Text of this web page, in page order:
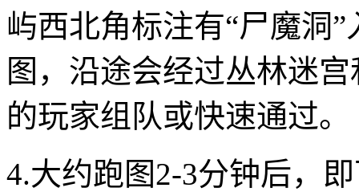
屿西北角标注有“尸魔洞
图，沿途会经过丛林迷
的玩家组队或快速通过。
4.大约跑图2-3分钟后，